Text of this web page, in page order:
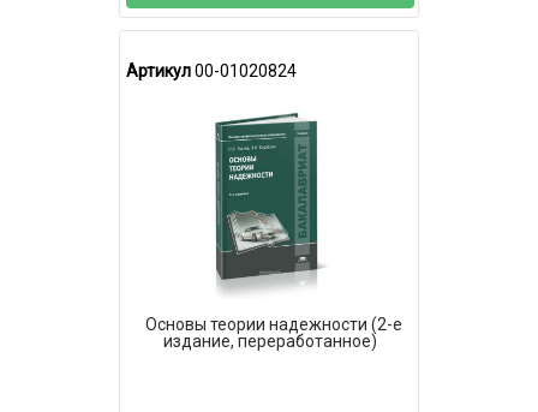
Артикул00-01020824
Основы теории надежности (2-е
издание, переработанное)